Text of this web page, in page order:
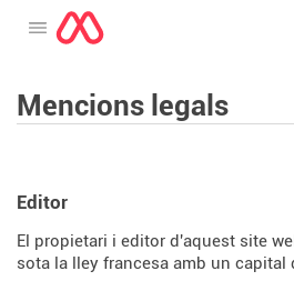
Obre el menú
Mencions legals
Editor
El propietari i editor d'aquest site
sota la lley francesa amb un capital